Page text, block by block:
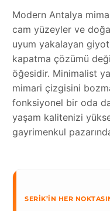
Modern Antalya
cam yüzeyler ve
uyum yakalayan
kapatma çözümü
öğesidir. Minimalist
mimari çizgisini
fonksiyonel bir oda
yaşam kalitenizi
gayrimenkul
SERIK’IN HER